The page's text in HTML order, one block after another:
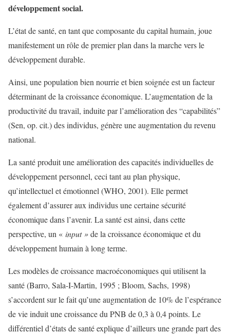
développement social.
L’état de santé, en tant que composante du capital humain, joue
manifestement un rôle de premier plan dans la marche vers le
développement durable.
Ainsi, une population bien nourrie et bien soignée est un facteur
déterminant de la croissance économique. L’augmentation de la
productivité du travail, induite par l’amélioration des “capabilités”
(Sen, op. cit.) des individus, génère une augmentation du revenu
national.
La santé produit une amélioration des capacités individuelles de
développement personnel, ceci tant au plan physique,
qu’intellectuel et émotionnel (WHO, 2001). Elle permet
également d’assurer aux individus une certaine sécurité
économique dans l’avenir. La santé est ainsi, dans cette
perspective, un « input »de la croissance économique et du
développement humain à long terme.
Les modèles de croissance macroéconomiques qui utilisent la
santé (Barro, Sala-I-Martin, 1995 ; Bloom, Sachs, 1998)
s’accordent sur le fait qu’une augmentation de 10% de l’espérance
de vie induit une croissance du PNB de 0,3 à 0,4 points. Le
différentiel d’états de santé explique d’ailleurs une grande part des